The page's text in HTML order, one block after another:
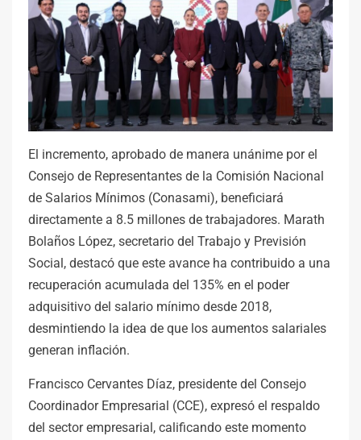
El incremento, aprobado de manera unánime por el
Consejo de Representantes de la Comisión Nacional
de Salarios Mínimos (Conasami), beneficiará
directamente a 8.5 millones de trabajadores. Marath
Bolaños López, secretario del Trabajo y Previsión
Social, destacó que este avance ha contribuido a una
recuperación acumulada del 135% en el poder
adquisitivo del salario mínimo desde 2018,
desmintiendo la idea de que los aumentos salariales
generan inflación.
Francisco Cervantes Díaz, presidente del Consejo
Coordinador Empresarial (CCE), expresó el respaldo
del sector empresarial, calificando este momento